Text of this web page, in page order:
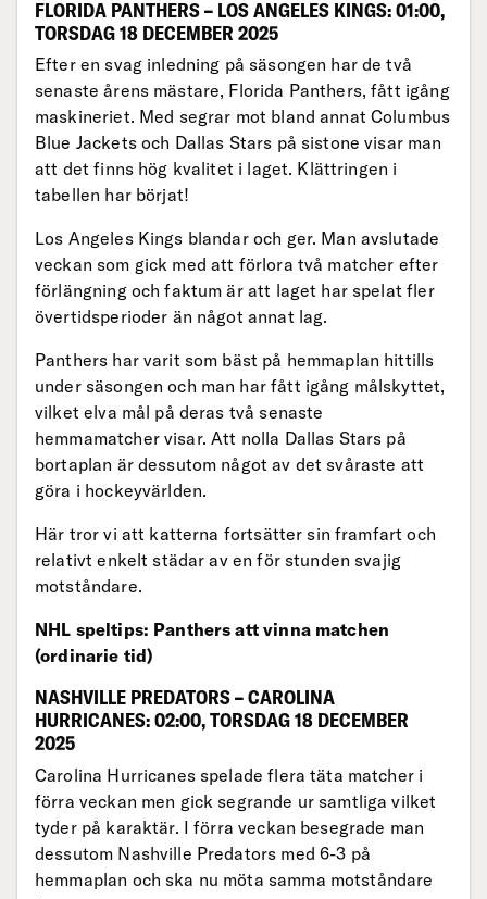
FLORIDA PANTHERS – LOS ANGELES KINGS: 01:00,
TORSDAG 18 DECEMBER 2025
Efter en svag inledning på säsongen har de två
senaste årens mästare, Florida Panthers, fått igång
maskineriet. Med segrar mot bland annat Columbus
Blue Jackets och Dallas Stars på sistone visar man
att det finns hög kvalitet i laget. Klättringen i
tabellen har börjat!
Los Angeles Kings blandar och ger. Man avslutade
veckan som gick med att förlora två matcher efter
förlängning och faktum är att laget har spelat fler
övertidsperioder än något annat lag.
Panthers har varit som bäst på hemmaplan hittills
under säsongen och man har fått igång målskyttet,
vilket elva mål på deras två senaste
hemmamatcher visar. Att nolla Dallas Stars på
bortaplan är dessutom något av det svåraste att
göra i hockeyvärlden.
Här tror vi att katterna fortsätter sin framfart och
relativt enkelt städar av en för stunden svajig
motståndare.
NHL speltips: Panthers att vinna matchen
(ordinarie tid)
NASHVILLE PREDATORS – CAROLINA
HURRICANES: 02:00, TORSDAG 18 DECEMBER
2025
Carolina Hurricanes spelade flera täta matcher i
förra veckan men gick segrande ur samtliga vilket
tyder på karaktär. I förra veckan besegrade man
dessutom Nashville Predators med 6-3 på
hemmaplan och ska nu möta samma motståndare